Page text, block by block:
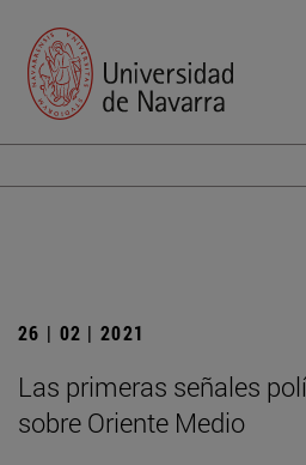
26 | 02 | 2021
Las primeras señales
sobre Oriente Medio